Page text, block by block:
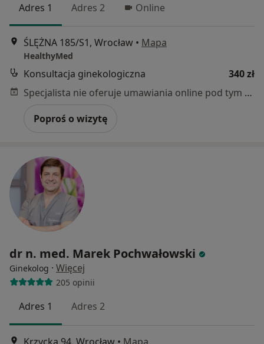
Adres 1 Adres 2 Online
ŚLĘŻNA 185/S1, Wrocław • Mapa
HealthyMed
Konsultacja ginekologiczna
340 zł
Specjalista nie oferuje umawiania online pod tym adresem.
Poproś o wizytę
dr n. med. Marek Pochwałowski
Ginekolog · Więcej
205 opinii
Adres 1 Adres 2